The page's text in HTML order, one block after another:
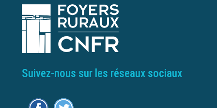
Suivez-nous sur les réseaux sociaux